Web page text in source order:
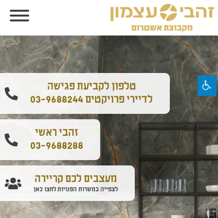
הבית - זהבי עצמון - ריצוף,
טלפון לקביעת פגישה
לדיירי פרויקטים 03-9688244
זהבי ראשי
03-9688288
מעצבים לכם קריירה
לצפייה במשרות הפנויות לחצו כאן